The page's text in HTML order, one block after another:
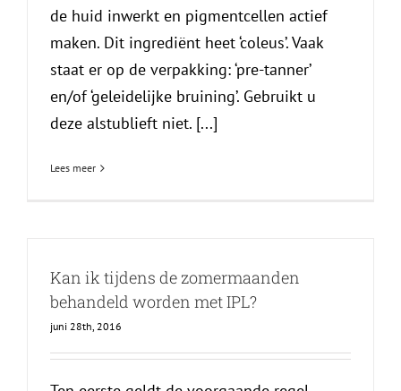
de huid inwerkt en pigmentcellen actief
maken. Dit ingrediënt heet ‘coleus’. Vaak
staat er op de verpakking: ‘pre-tanner’
en/of ‘geleidelijke bruining’. Gebruikt u
deze alstublieft niet. [...]
Lees meer
Kan ik tijdens de zomermaanden
behandeld worden met IPL?
juni 28th, 2016